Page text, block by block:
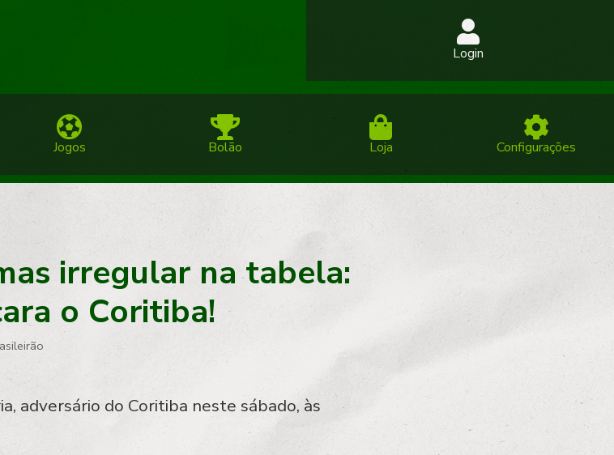
Login
Jogos Bolão Loja Configurações
irregular na tabela:
o Coritiba!
adversário do Coritiba neste sábado, às